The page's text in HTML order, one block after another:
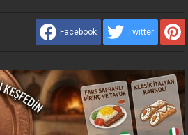
Facebook Twitter